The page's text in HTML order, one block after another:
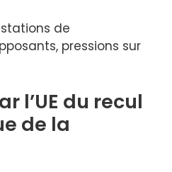
de
pressions sur
l’UE du recul
de la